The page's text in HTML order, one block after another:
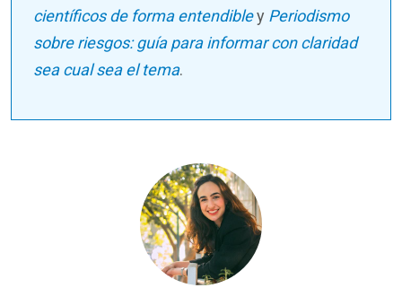
científicos de forma entendibley Periodismo
sobre riesgos: guía para informar con claridad
sea cual sea el tema.